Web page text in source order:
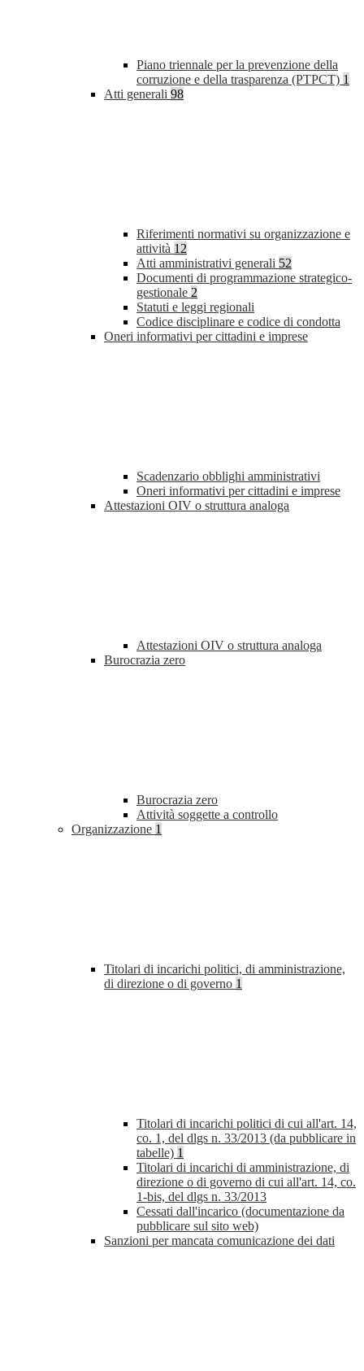
Piano triennale per la prevenzione della
corruzione e della trasparenza (PTPCT) 1
Atti generali 98
Riferimenti normativi su organizzazione e
attività 12
Atti amministrativi generali 52
Documenti di programmazione strategico-
gestionale 2
Statuti e leggi regionali
Codice disciplinare e codice di condotta
Oneri informativi per cittadini e imprese
Scadenzario obblighi amministrativi
Oneri informativi per cittadini e imprese
Attestazioni OIV o struttura analoga
Attestazioni OIV o struttura analoga
Burocrazia zero
Burocrazia zero
Attività soggette a controllo
Organizzazione 1
Titolari di incarichi politici, di amministrazione,
di direzione o di governo 1
Titolari di incarichi politici di cui all'art. 14,
co. 1, del dlgs n. 33/2013 (da pubblicare in
tabelle) 1
Titolari di incarichi di amministrazione, di
direzione o di governo di cui all'art. 14, co.
1-bis, del dlgs n. 33/2013
Cessati dall'incarico (documentazione da
pubblicare sul sito web)
Sanzioni per mancata comunicazione dei dati